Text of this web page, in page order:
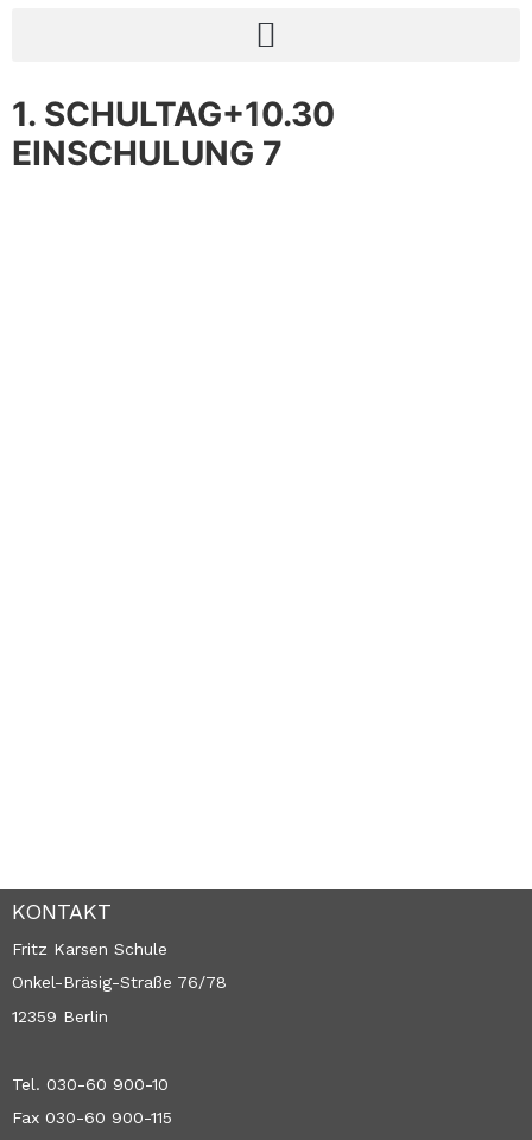
1. SCHULTAG+10.30
EINSCHULUNG 7
KONTAKT
Fritz Karsen Schule
Onkel-Bräsig-Straße 76/78
12359 Berlin
Tel. 030-60 900-10
Fax 030-60 900-115